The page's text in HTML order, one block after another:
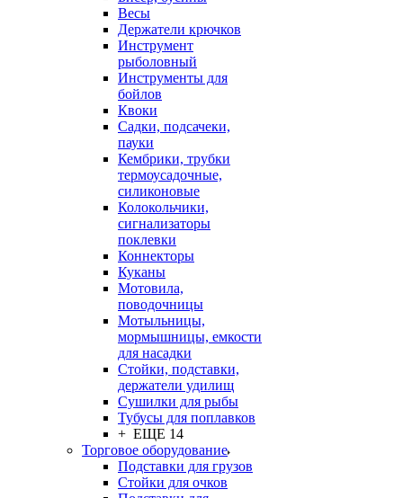
Весы
Держатели крючков
Инструмент
рыболовный
Инструменты для
бойлов
Квоки
Садки, подсачеки,
пауки
Кембрики, трубки
термоусадочные,
силиконовые
Колокольчики,
сигнализаторы
поклевки
Коннекторы
Куканы
Мотовила,
поводочницы
Мотыльницы,
мормышницы, емкости
для насадки
Стойки, подставки,
держатели удилищ
Сушилки для рыбы
Тубусы для поплавков
+ ЕЩЕ 14
Торговое оборудование
Подставки для грузов
Стойки для очков